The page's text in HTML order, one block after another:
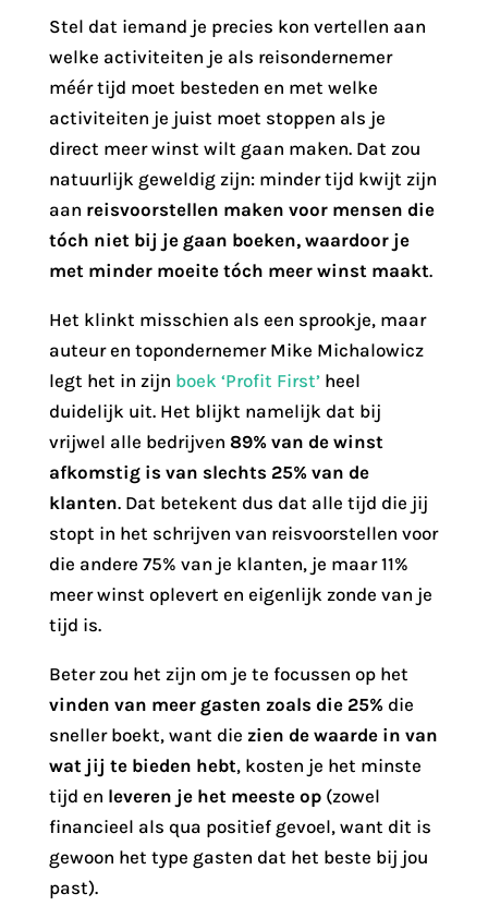
Stel dat iemand je precies kon vertellen aan
welke activiteiten je als reisondernemer
méér tijd moet besteden en met welke
activiteiten je juist moet stoppen als je
direct meer winst wilt gaan maken. Dat zou
natuurlijk geweldig zijn: minder tijd kwijt zijn
aan reisvoorstellen maken voor mensen die
tóch niet bij je gaan boeken, waardoor je
met minder moeite tóch meer winst maakt.
Het klinkt misschien als een sprookje, maar
auteur en topondernemer Mike Michalowicz
legt het in zijn boek ‘Profit First’heel
duidelijk uit. Het blijkt namelijk dat bij
vrijwel alle bedrijven 89% van de winst
afkomstig is van slechts 25% van de
klanten. Dat betekent dus dat alle tijd die jij
stopt in het schrijven van reisvoorstellen voor
die andere 75% van je klanten, je maar 11%
meer winst oplevert en eigenlijk zonde van je
tijd is.
Beter zou het zijn om je te focussen op het
vinden van meer gasten zoals die 25%die
sneller boekt, want die zien de waarde in van
wat jij te bieden hebt, kosten je het minste
tijd en leveren je het meeste op(zowel
financieel als qua positief gevoel, want dit is
gewoon het type gasten dat het beste bij jou
past).